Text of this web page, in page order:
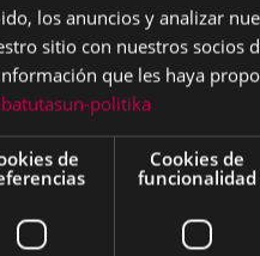
de cookies Contacto
los anuncios y analizar
sitio con nuestros socios
que les haya
politika
de
Cookies de
funcionalidad